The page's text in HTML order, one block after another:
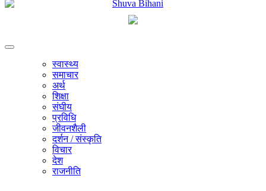
स्वास्थ्य
समाचार
अर्थ
शिक्षा
संघीय
प्रविधि
जीवनशैली
दर्शन / संस्कृति
विचार
देश
राजनीति